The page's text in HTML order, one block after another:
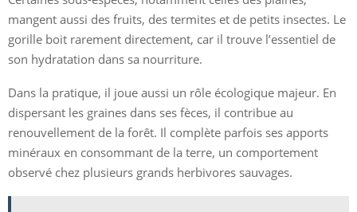
mangent aussi des fruits, des termites et de petits insectes. Le
gorille boit rarement directement, car il trouve l’essentiel de
son hydratation dans sa nourriture.
Dans la pratique, il joue aussi un rôle écologique majeur. En
dispersant les graines dans ses fèces, il contribue au
renouvellement de la forêt. Il complète parfois ses apports
minéraux en consommant de la terre, un comportement
observé chez plusieurs grands herbivores sauvages.